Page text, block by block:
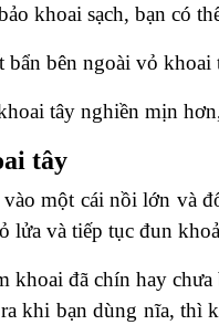
khoai sạch, bạn có
bẩn bên ngoài vỏ
tây nghiền mịn
tây
một cái nồi lớn và
lửa và tiếp tục đun
khoai đã chín hay
khi bạn dùng nĩa, thì